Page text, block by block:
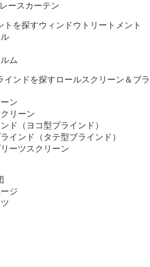
ースカーテン
ウィンドウトリートメント
ム
ロールスクリーン＆ブラ
ン
リーン
ド（ヨコ型ブラインド）
インド（タテ型ブラインド）
ーツスクリーン
ジ